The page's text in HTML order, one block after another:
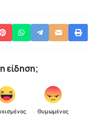
είδηση;
Θυμωμένος